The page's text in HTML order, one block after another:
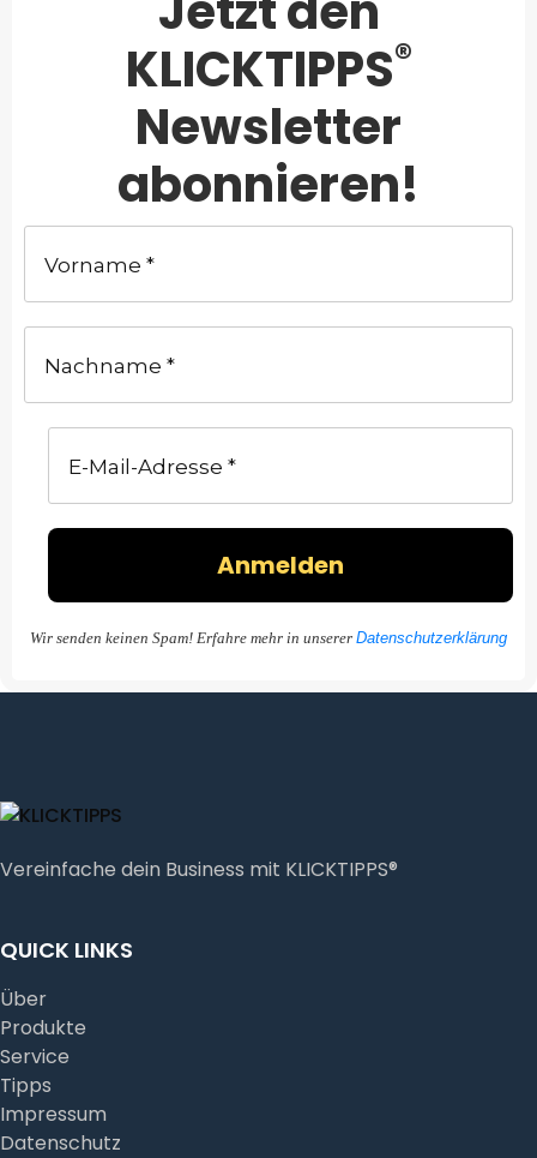
KLICKTIPPS®
Newsletter
abonnieren!
Wir senden keinen Spam! Erfahre mehr in unserer Datenschutzerklärung
Vereinfache dein Business mit KLICKTIPPS®
QUICK LINKS
Über
Produkte
Service
Tipps
Impressum
Datenschutz